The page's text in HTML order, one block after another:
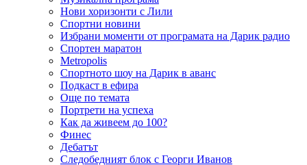
Нови хоризонти с Лили
Спортни новини
Избрани моменти от програмата на Дарик радио
Спортен маратон
Metropolis
Спортното шоу на Дарик в аванс
Подкаст в ефира
Още по темата
Портрети на успеха
Как да живеем до 100?
Финес
Дебатът
Следобедният блок с Георги Иванов